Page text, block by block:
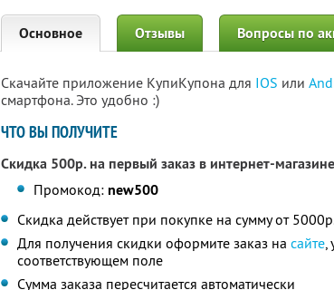
Основное Отзывы Вопросы по
Скачайте приложение КупиКупона для IOS или
смартфона. Это удобно :)
ЧТО ВЫ ПОЛУЧИТЕ
Скидка 500р. на первый заказ в интернет-магазине
Промокод:new500
Скидка действует при покупке на сумму от
Для получения скидки оформите заказ на сайте,
соответствующем поле
Сумма заказа пересчитается автоматически